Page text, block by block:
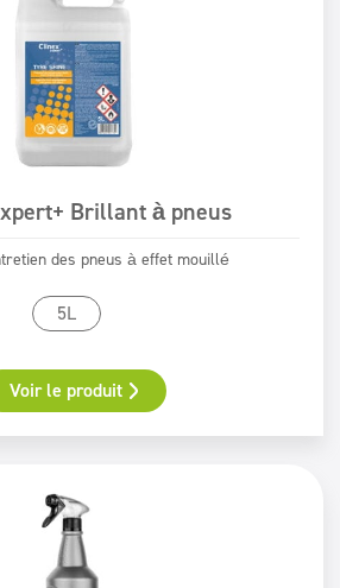
Brillant à pneus
des pneus à effet mouillé
5L
Voir le produit